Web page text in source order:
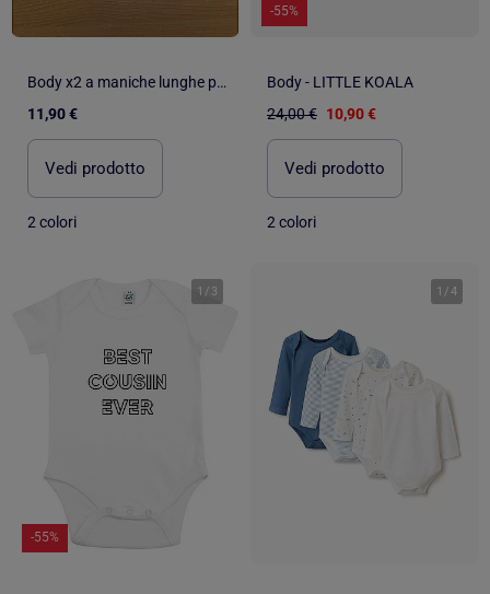
Body x2 a maniche lunghe per neonati Les Chatounets "MARIN
11,90 €
Vedi prodotto
2 colori
-55%
Body - LITTLE KOALA
24,00 € 10,90 €
Vedi prodotto
2 colori
1 / 3
-55%
1 /4